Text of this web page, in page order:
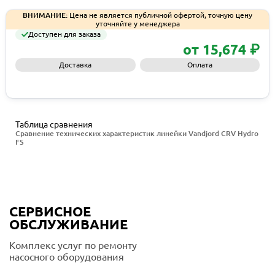
ВНИМАНИЕ: Цена не является публичной офертой, точную цену
уточняйте у менеджера
Доступен для заказа
от 15,674 ₽
Доставка Оплата
Сравнение технических характеристик линейки Vandjord CRV Hydro
FS
Таблица сравнения
СЕРВИСНОЕ
ОБСЛУЖИВАНИЕ
Комплекс услуг по ремонту
насосного оборудования